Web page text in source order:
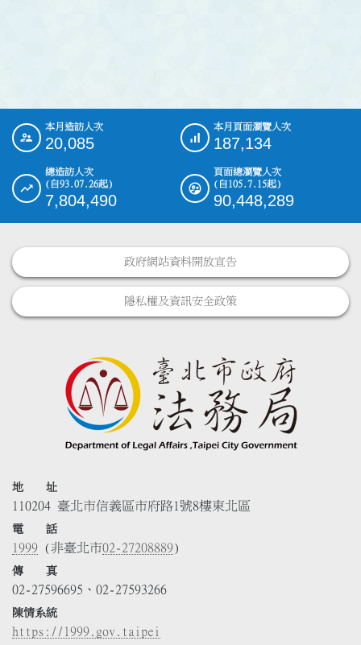
::: 本月造訪人次
20,085
本月頁面瀏覽人次
187,134
總造訪人次
(自93.07.26起)
7,804,490
頁面總瀏覽人次
(自105.7.15起)
90,448,289
政府網站資料開放宣告
隱私權及資訊安全政策
地 址
110204 臺北市信義區市府路1號8樓東北區
電 話
1999 (非臺北市02-27208889)
傳 真
02-27596695、02-27593266
陳情系統
https://1999.gov.taipei